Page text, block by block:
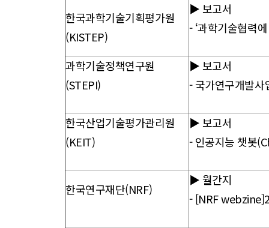
한국과학기술기획평가원
(KISTEP)
▶ 보고서
- ‘과학기술협력
과학기술정책연구원
(STEPI)
▶ 보고서
- 국가연구개발
한국산업기술평가관리원
(KEIT)
▶ 보고서
-인공지능 챗봇
한국연구재단(NRF)
▶ 월간지
-[NRF